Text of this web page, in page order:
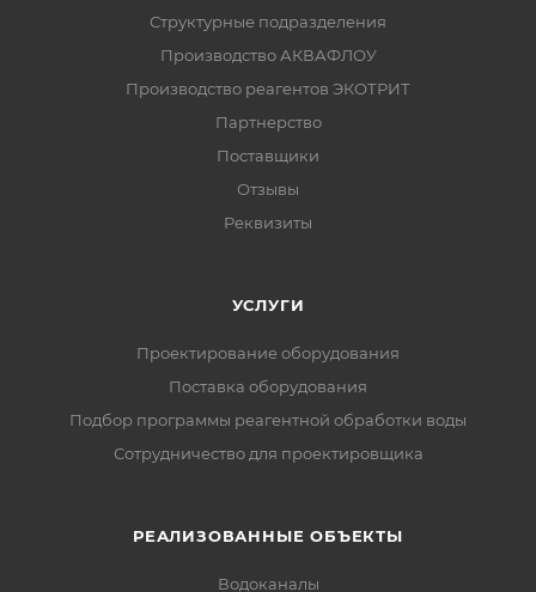
Структурные подразделения
Производство АКВАФЛОУ
Производство реагентов ЭКОТРИТ
Партнерство
Поставщики
Отзывы
Реквизиты
УСЛУГИ
Проектирование оборудования
Поставка оборудования
Подбор программы реагентной обработки воды
Сотрудничество для проектировщика
РЕАЛИЗОВАННЫЕ ОБЪЕКТЫ
Водоканалы